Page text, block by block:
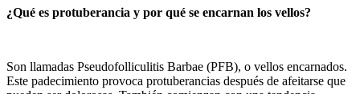
¿Qué es protuberancia y por qué se encarnan los vellos?
Son llamadas Pseudofolliculitis Barbae (PFB), o vellos encarnados.
Este padecimiento provoca protuberancias después de afeitarse que